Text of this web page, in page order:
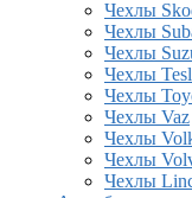
Чехлы
Чехлы
Чехлы
Чехлы
Чехлы
Чехлы Vaz
Чехлы
Чехлы
Чехлы